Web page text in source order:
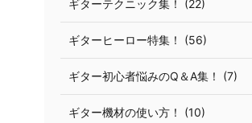
ギターテクニック集！ (22)
ギターヒーロー特集！ (56)
ギター初心者悩みのQ＆A集！ (7)
ギター機材の使い方！ (10)